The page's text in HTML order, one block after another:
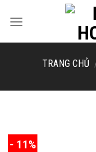
TRANG CHỦ
- 11%